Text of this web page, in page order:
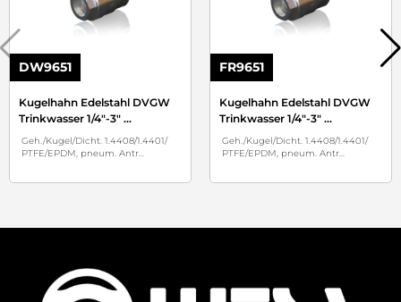
DW9651
Kugelhahn Edelstahl DVGW
Trinkwasser 1/4"-3" ...
Geh./Kugel/Dicht. 1.4408/1.4401/
PTFE/EPDM, pneum. Antr...
FR9651
Kugelhahn Edelstahl DVGW
Trinkwasser 1/4"-3" ...
Geh./Kugel/Dicht. 1.4408/1.4401/
PTFE/EPDM, pneum. Antr...